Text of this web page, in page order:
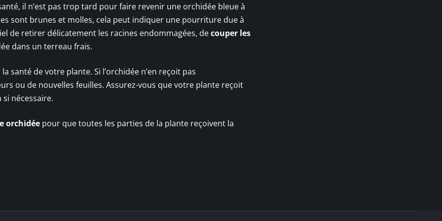
il n’est pas trop tard pour faire revenir une orchidée bleue à
sont brunes et molles, cela peut indiquer une pourriture due à
de retirer délicatement les racines endommagées, decouper les
dans un terreau frais.
santé de votre plante. Si l’orchidée n’en reçoit pas
ou de nouvelles feuilles. Assurez-vous que votre plante reçoit
nécessaire.
orchidée pour que toutes les parties de la plante reçoivent la